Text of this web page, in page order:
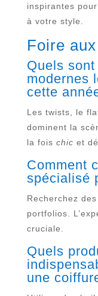
inspirantes
à votre style.
Foire
Quels
modernes
cette
Les twists, le
dominent la
la fois chic et
Comment
spécialisé
Recherchez
portfolios.
cruciale.
Quels
une